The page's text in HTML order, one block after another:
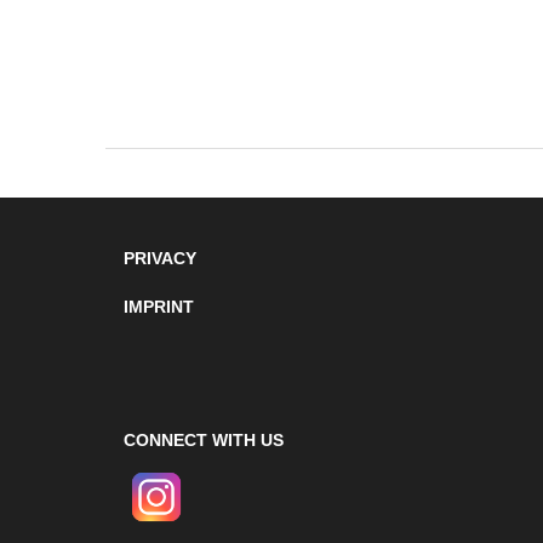
PRIVACY
IMPRINT
CONNECT WITH US